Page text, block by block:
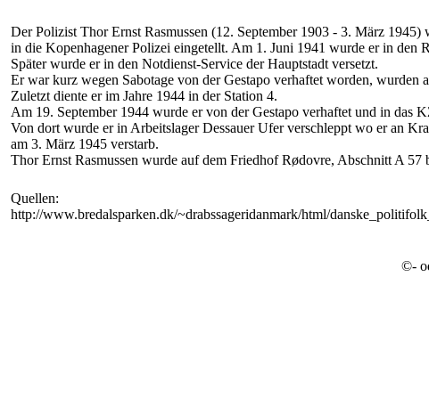
Der Polizist Thor Ernst Rasmussen (12. September 1903 - 3. März
in die Kopenhagener Polizei eingetellt. Am 1. Juni 1941 wurde er in den
Später wurde er in den Notdienst-Service der Hauptstadt versetzt.
Er war kurz wegen Sabotage von der Gestapo verhaftet worden, wurden
Zuletzt diente er im Jahre 1944 in der Station 4.
Am 19. September 1944 wurde er von der Gestapo verhaftet und in das
Von dort wurde er in Arbeitslager Dessauer Ufer verschleppt wo er an
am 3. März 1945 verstarb.
Thor Ernst Rasmussen wurde auf dem Friedhof Rødovre, Abschnitt A 57
Quellen:
http://www.bredalsparken.dk/~drabssageridanmark/html/
©-